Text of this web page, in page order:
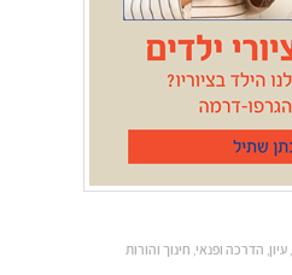
,עיון הדרכה ופנאי חינוך והורות